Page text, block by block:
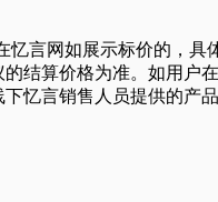
忆言网如展示标价的，
结算价格为准。如用户
忆言销售人员提供的产品